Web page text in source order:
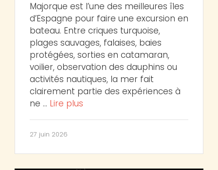
Majorque est l’une des meilleures îles
d’Espagne pour faire une excursion en
bateau. Entre criques turquoise,
plages sauvages, falaises, baies
protégées, sorties en catamaran,
voilier, observation des dauphins ou
activités nautiques, la mer fait
clairement partie des expériences à
ne … Lire plus
27 juin 2026